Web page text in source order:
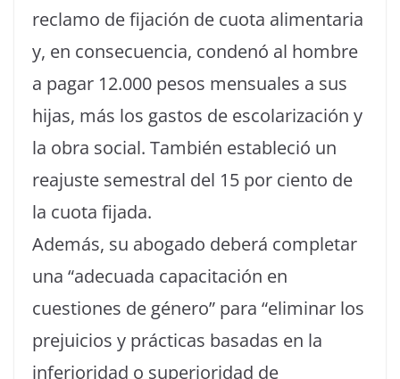
reclamo de fijación de cuota alimentaria
y, en consecuencia, condenó al hombre
a pagar 12.000 pesos mensuales a sus
hijas, más los gastos de escolarización y
la obra social. También estableció un
reajuste semestral del 15 por ciento de
la cuota fijada.
Además, su abogado deberá completar
una “adecuada capacitación en
cuestiones de género” para “eliminar los
prejuicios y prácticas basadas en la
inferioridad o superioridad de